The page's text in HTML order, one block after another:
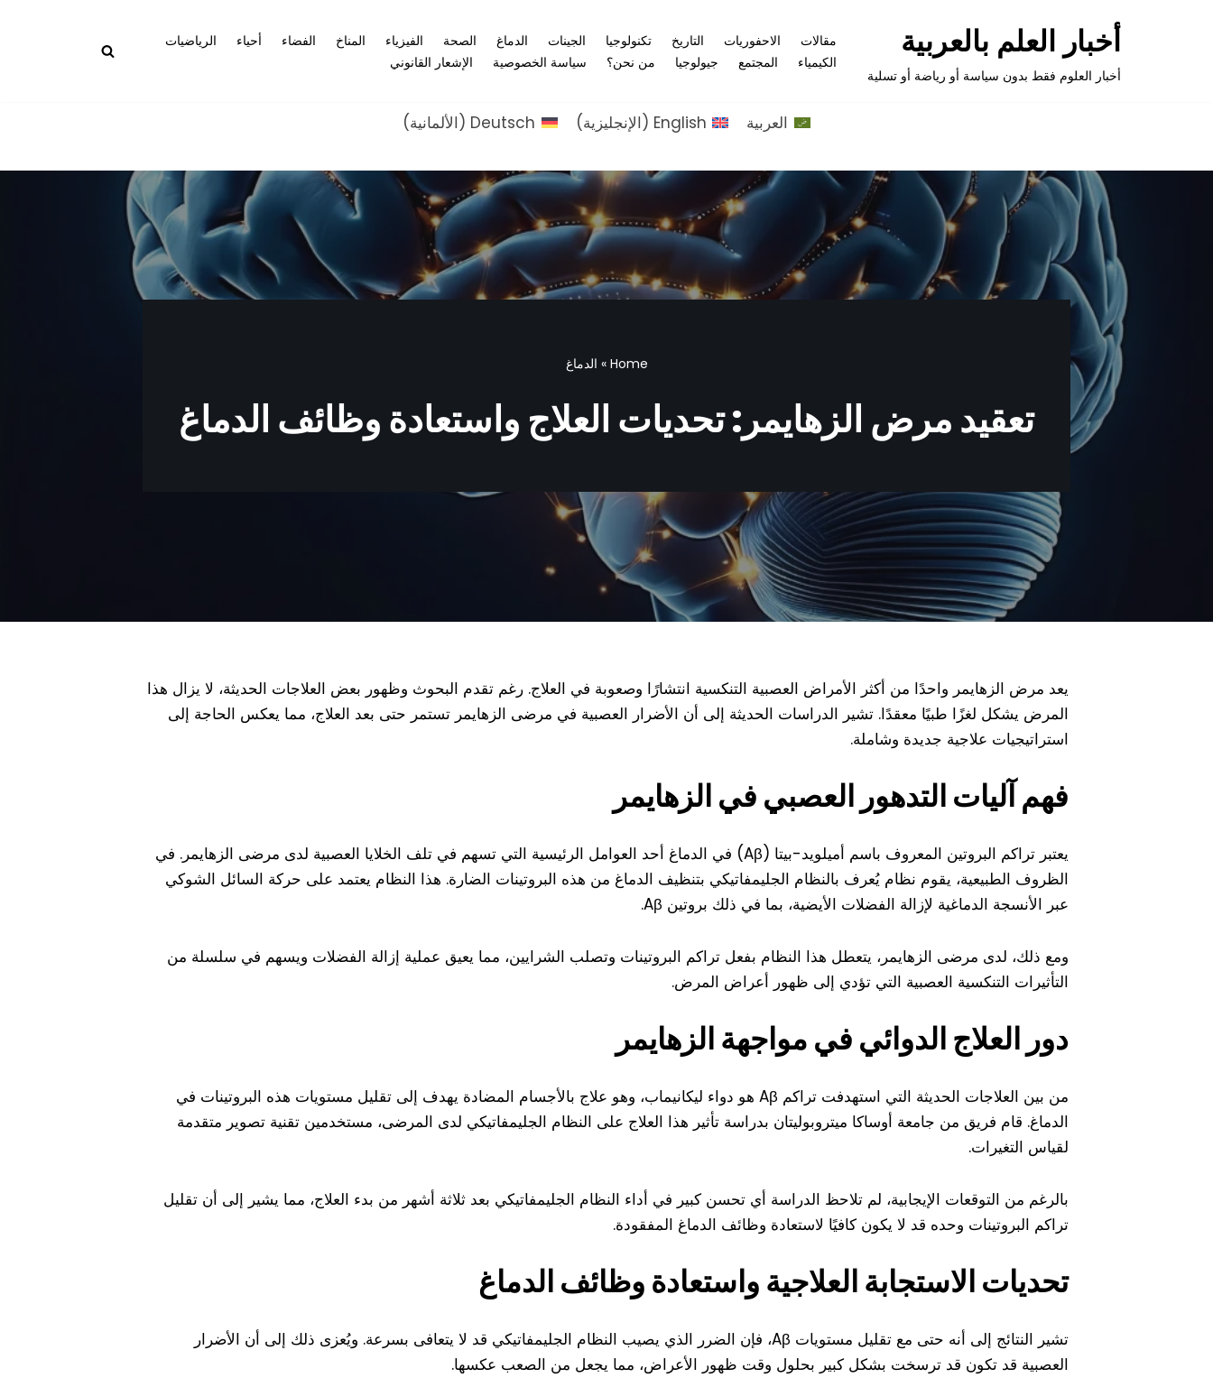
أخبار العلم بالعربية
أخبار العلوم فقط بدون سياسة أو رياضة أو تسلية
مقالات الاحفوريات التاريخ تكنولوجيا الجينات الدماغ الصحة الفيزياء المناخ الفضاء أحياء
الرياضيات
الكيمياء
المجتمع جيولوجيا من نحن؟ سياسة الخصوصية الإشعار القانوني
العربية English
(الإنجليزية)
Deutsch
(الألمانية)
Home
» الدماغ
تعقيد مرض الزهايمر: تحديات العلاج واستعادة وظائف الدماغ
يعد مرض الزهايمر واحدًا من أكثر الأمراض العصبية التنكسية انتشارًا وصعوبة في العلاج. رغم تقدم البحوث وظهور بعض العلاجات الحديثة، لا يزال هذا
المرض يشكل لغزًا طبيًا معقدًا. تشير الدراسات الحديثة إلى أن الأضرار العصبية في مرضى الزهايمر تستمر حتى بعد العلاج، مما يعكس الحاجة إلى
استراتيجيات علاجية جديدة وشاملة.
فهم آليات التدهور العصبي في الزهايمر
يعتبر تراكم البروتين المعروف باسم أميلويد-بيتا (Aβ) في الدماغ أحد العوامل الرئيسية التي تسهم في تلف الخلايا العصبية لدى مرضى الزهايمر. في
الظروف الطبيعية، يقوم نظام يُعرف بالنظام الجليمفاتيكي بتنظيف الدماغ من هذه البروتينات الضارة. هذا النظام يعتمد على حركة السائل الشوكي
عبر الأنسجة الدماغية لإزالة الفضلات الأيضية، بما في ذلك بروتين Aβ.
ومع ذلك، لدى مرضى الزهايمر، يتعطل هذا النظام بفعل تراكم البروتينات وتصلب الشرايين، مما يعيق عملية إزالة الفضلات ويسهم في سلسلة من
التأثيرات التنكسية العصبية التي تؤدي إلى ظهور أعراض المرض.
دور العلاج الدوائي في مواجهة الزهايمر
من بين العلاجات الحديثة التي استهدفت تراكم Aβ هو دواء ليكانيماب، وهو علاج بالأجسام المضادة يهدف إلى تقليل مستويات هذه البروتينات في
الدماغ. قام فريق من جامعة أوساكا ميتروبوليتان بدراسة تأثير هذا العلاج على النظام الجليمفاتيكي لدى المرضى، مستخدمين تقنية تصوير متقدمة
لقياس التغيرات.
بالرغم من التوقعات الإيجابية، لم تلاحظ الدراسة أي تحسن كبير في أداء النظام الجليمفاتيكي بعد ثلاثة أشهر من بدء العلاج، مما يشير إلى أن تقليل
تراكم البروتينات وحده قد لا يكون كافيًا لاستعادة وظائف الدماغ المفقودة.
تحديات الاستجابة العلاجية واستعادة وظائف الدماغ
تشير النتائج إلى أنه حتى مع تقليل مستويات Aβ، فإن الضرر الذي يصيب النظام الجليمفاتيكي قد لا يتعافى بسرعة. ويُعزى ذلك إلى أن الأضرار
العصبية قد تكون قد ترسخت بشكل كبير بحلول وقت ظهور الأعراض، مما يجعل من الصعب عكسها.